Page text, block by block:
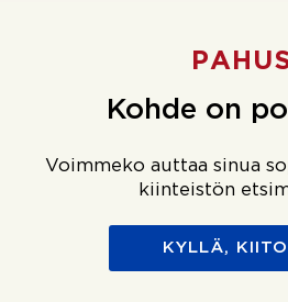
Kohde on
Voimmeko auttaa sinua
kiinteistön
KYLLÄ,